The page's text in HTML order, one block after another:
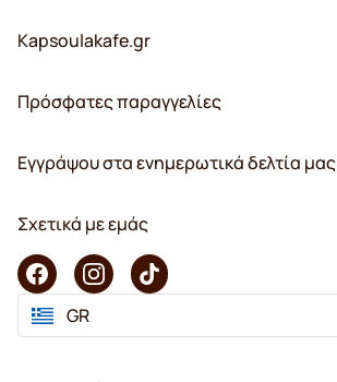
Kapsoulakafe.gr
Πρόσφατες παραγγελίες
Εγγράψου στα ενημερωτικά δελτία μας
Σχετικά με εμάς
GR